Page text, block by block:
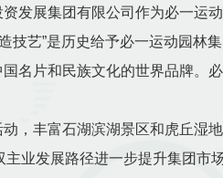
展集团有限公司作为必一运动
技艺”是历史给予必一运动园
名片和民族文化的世界品牌。
丰富石湖滨湖景区和虎丘湿地
主业发展路径进一步提升集团